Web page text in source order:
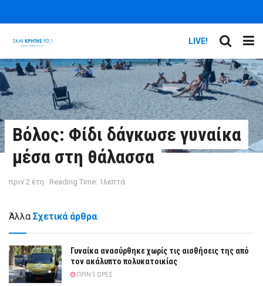
LIVE!
Βόλος: Φίδι δάγκωσε γυναίκα
μέσα στη θάλασσα
πριν 2 έτη Reading Time: 1λεπτά
Άλλα Σχετικά άρθρα
Γυναίκα ανασύρθηκε χωρίς τις αισθήσεις της από
τον ακάλυπτο πολυκατοικίας
ΠΡΙΝ 5 ΏΡΕΣ